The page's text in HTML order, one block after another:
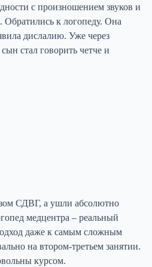
с произношением звуков и
к логопеду. Она
дислалию. Уже через
стал говорить четче и
СДВГ, а ушли абсолютно
медцентра – реальный
даже к самым сложным
на втором-третьем занятии.
курсом.